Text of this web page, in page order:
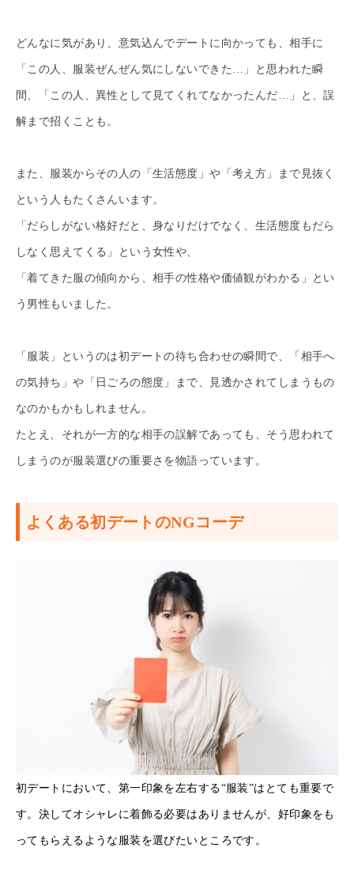
どんなに気があり、意気込んでデートに向かっても、相手に
「この人、服装ぜんぜん気にしないできた…」と思われた瞬
間、「この人、異性として見てくれてなかったんだ…」と、誤
解まで招くことも。
また、服装からその人の「生活態度」や「考え方」まで見抜く
という人もたくさんいます。
「だらしがない格好だと、身なりだけでなく、生活態度もだら
しなく思えてくる」という女性や、
「着てきた服の傾向から、相手の性格や価値観がわかる」とい
う男性もいました。
「服装」というのは初デートの待ち合わせの瞬間で、「相手へ
の気持ち」や「日ごろの態度」まで、見透かされてしまうもの
なのかもかもしれません。
たとえ、それが一方的な相手の誤解であっても、そう思われて
しまうのが服装選びの重要さを物語っています。
よくある初デートのNGコーデ
初デートにおいて、第一印象を左右する“服装”はとても重要で
す。決してオシャレに着飾る必要はありませんが、好印象をも
ってもらえるような服装を選びたいところです。